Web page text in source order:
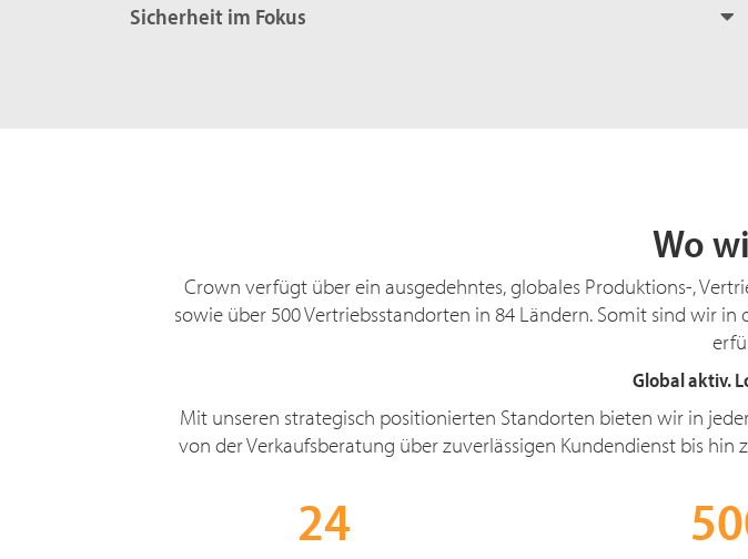
Sicherheit im Fokus
Wo
Crown verfügt über ein ausgedehntes, globales Produktions-,
sowie über 500 Vertriebsstandorten in 84 Ländern. Somit sind wir in
Global aktiv.
Mit unseren strategisch positionierten Standorten bieten wir in
von der Verkaufsberatung über zuverlässigen Kundendienst bis
24